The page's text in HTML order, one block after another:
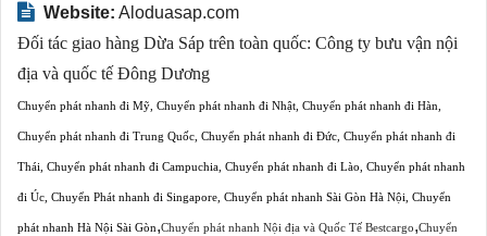
Website: Aloduasap.com
Đối tác giao hàng Dừa Sáp trên toàn quốc: Công ty bưu vận nội
địa và quốc tế Đông Dương
Chuyển phát nhanh đi Mỹ Chuyển phát nhanh đi Nhật Chuyển phát nhanh đi Hàn
Chuyển phát nhanh đi Trung Quốc Chuyển phát nhanh đi Đức Chuyển phát nhanh đi
Thái Chuyển phát nhanh đi Campuchia Chuyển phát nhanh đi Lào Chuyển phát nhanh
đi Úc Chuyển Phát nhanh đi Singapore Chuyển phát nhanh Sài Gòn Hà Nội Chuyển
phát nhanh Hà Nội Sài Gòn,Chuyển phát nhanh Nội địa và Quốc Tế Bestcargo,Chuyển